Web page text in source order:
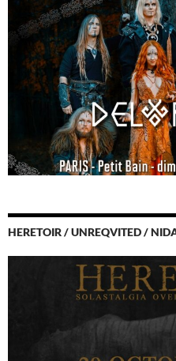
HERETOIR / UNREQVITED /